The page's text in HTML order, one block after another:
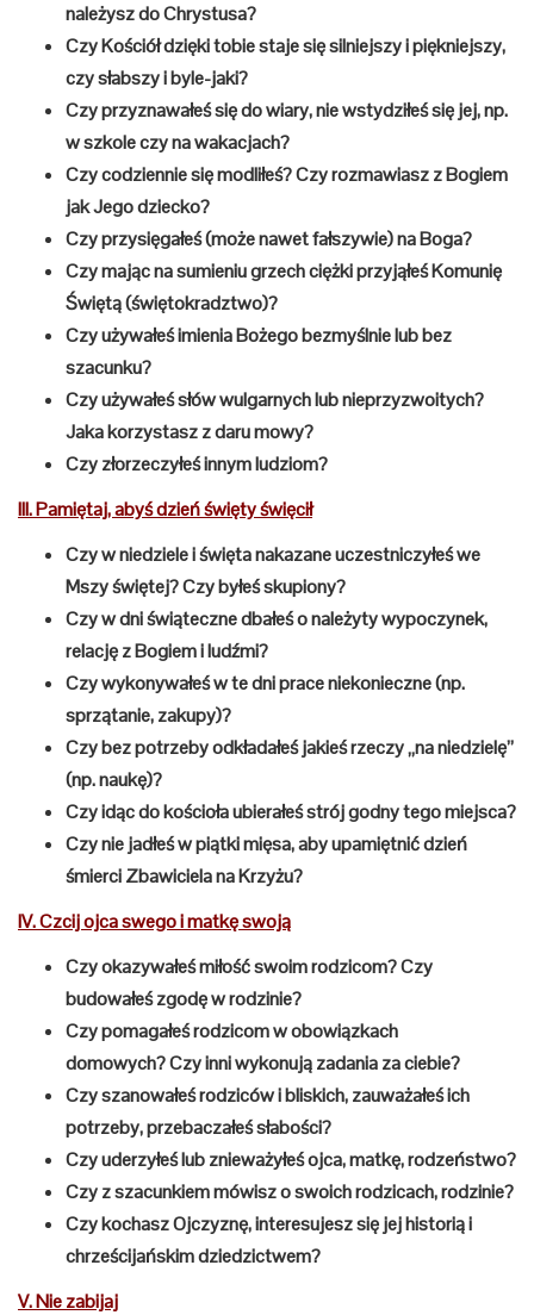
należysz do Chrystusa?
Czy Kościół dzięki tobie staje się silniejszy i piękniejszy,
czy słabszy i byle-jaki?
Czy przyznawałeś się do wiary, nie wstydziłeś się jej, np.
w szkole czy na wakacjach?
Czy codziennie się modliłeś? Czy rozmawiasz z Bogiem
jak Jego dziecko?
Czy przysięgałeś (może nawet fałszywie) na Boga?
Czy mając na sumieniu grzech ciężki przyjąłeś Komunię
Świętą (świętokradztwo)?
Czy używałeś imienia Bożego bezmyślnie lub bez
szacunku?
Czy używałeś słów wulgarnych lub nieprzyzwoitych?
Jaka korzystasz z daru mowy?
Czy złorzeczyłeś innym ludziom?
III. Pamiętaj, abyś dzień święty święcił
Czy w niedziele i święta nakazane uczestniczyłeś we
Mszy świętej? Czy byłeś skupiony?
Czy w dni świąteczne dbałeś o należyty wypoczynek,
relację z Bogiem i ludźmi?
Czy wykonywałeś w te dni prace niekonieczne (np.
sprzątanie, zakupy)?
Czy bez potrzeby odkładałeś jakieś rzeczy „na niedzielę”
(np. naukę)?
Czy idąc do kościoła ubierałeś strój godny tego miejsca?
Czy nie jadłeś w piątki mięsa, aby upamiętnić dzień
śmierci Zbawiciela na Krzyżu?
IV. Czcij ojca swego i matkę swoją
Czy okazywałeś miłość swoim rodzicom? Czy
budowałeś zgodę w rodzinie?
Czy pomagałeś rodzicom w obowiązkach
domowych? Czy inni wykonują zadania za ciebie?
Czy szanowałeś rodziców i bliskich, zauważałeś ich
potrzeby, przebaczałeś słabości?
Czy uderzyłeś lub znieważyłeś ojca, matkę, rodzeństwo?
Czy z szacunkiem mówisz o swoich rodzicach, rodzinie?
Czy kochasz Ojczyznę, interesujesz się jej historią i
chrześcijańskim dziedzictwem?
V. Nie zabijaj